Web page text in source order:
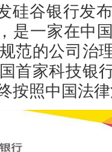
谷银行发布
是一家在中
范的公司治
首家科技银
按照中国法